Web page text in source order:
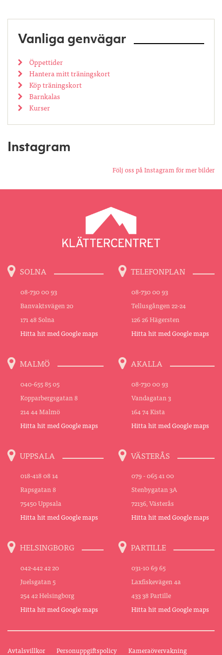
Vanliga genvägar
Öppettider
Hantera mitt träningskort
Köp träningskort
Barnkalas
Kurser
Instagram
Följ oss på Instagram för mer bilder
SOLNA
08-730 00 93
Banvaktsvägen 20
171 48 Solna
Hitta hit med Google maps
TELEFONPLAN
08-730 00 93
Tellusgången 22-24
126 26 Hägersten
Hitta hit med Google maps
MALMÖ
040-655 85 05
Kopparbergsgatan 8
214 44 Malmö
Hitta hit med Google maps
AKALLA
08-730 00 93
Vandagatan 3
164 74 Kista
Hitta hit med Google maps
UPPSALA
018-418 08 14
Rapsgatan 8
75450 Uppsala
Hitta hit med Google maps
VÄSTERÅS
079 - 065 41 00
Stenbygatan 3A
72136, Västerås
Hitta hit med Google maps
HELSINGBORG
042-442 42 20
Juelsgatan 5
254 42 Helsingborg
Hitta hit med Google maps
PARTILLE
031-10 69 65
Laxfiskevägen 4a
433 38 Partille
Hitta hit med Google maps
Avtalsvillkor Personuppgiftspolicy
Kameraövervakning